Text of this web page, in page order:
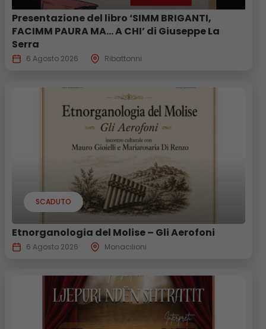
Presentazione del libro ‘SIMM BRIGANTI,
FACIMM PAURA MA… A CHI’ di Giuseppe La
Serra
6 Agosto 2026 Ribattonni
SCADUTO
Etnorganologia del Molise – Gli Aerofoni
6 Agosto 2026 Monacilioni